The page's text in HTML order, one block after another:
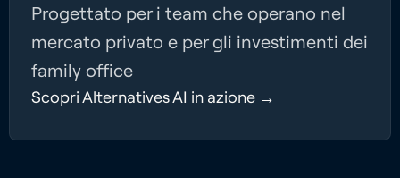
Progettato per i team che operano nel
mercato privato e per gli investimenti dei
family office
Scopri Alternatives AI in azione →